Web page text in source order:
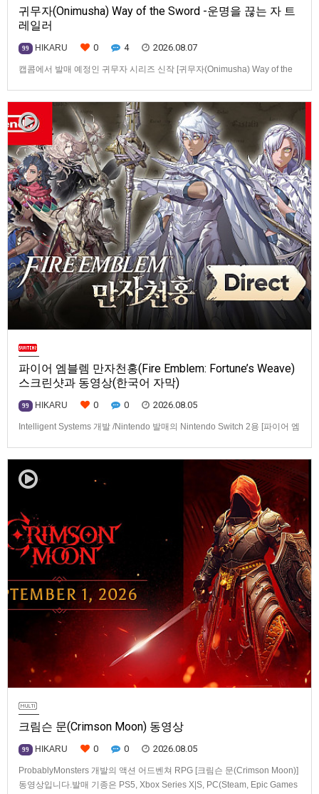
귀무자(Onimusha) Way of the Sword -운명을 끊는 자 트
레일러
99 HIKARU 0 4 2026.08.07
캡콤에서 발매 예정인 귀무자 시리즈 신작 [귀무자(Onimusha) Way of the
파이어 엠블렘 만자천홍(Fire Emblem: Fortune’s Weave)
스크린샷과 동영상(한국어 자막)
99 HIKARU 0 0 2026.08.05
Intelligent Systems 개발 /Nintendo 발매의 Nintendo Switch 2용 [파이어 엠
크림슨 문(Crimson Moon) 동영상
99 HIKARU 0 0 2026.08.05
ProbablyMonsters 개발의 액션 어드벤쳐 RPG [크림슨 문(Crimson Moon)]
동영상입니다.발매 기종은 PS5, Xbox Series X|S, PC(Steam, Epic Games